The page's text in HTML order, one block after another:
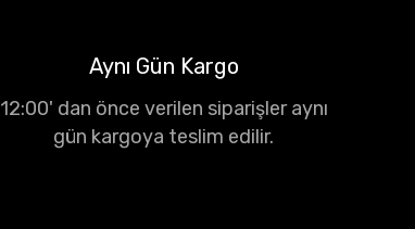
Aynı Gün Kargo
12:00' dan önce verilen siparişler aynı
gün kargoya teslim edilir.